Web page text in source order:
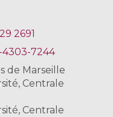
2691
7244
de Marseille
Centrale
Centrale